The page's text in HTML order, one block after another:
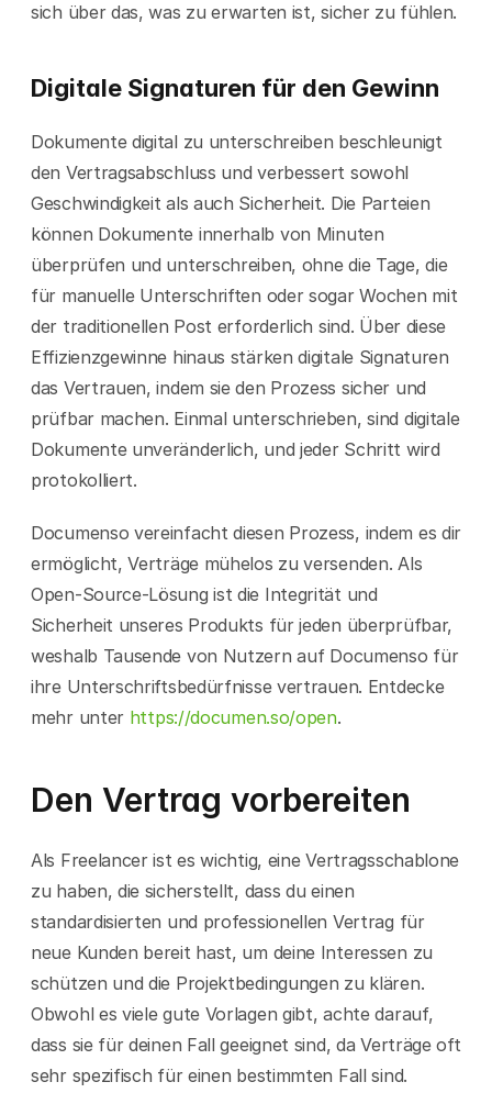
sich über das, was zu erwarten ist, sicher zu fühlen.
Digitale Signaturen für den Gewinn
Dokumente digital zu unterschreiben beschleunigt
den Vertragsabschluss und verbessert sowohl
Geschwindigkeit als auch Sicherheit. Die Parteien
können Dokumente innerhalb von Minuten
überprüfen und unterschreiben, ohne die Tage, die
für manuelle Unterschriften oder sogar Wochen mit
der traditionellen Post erforderlich sind. Über diese
Effizienzgewinne hinaus stärken digitale Signaturen
das Vertrauen, indem sie den Prozess sicher und
prüfbar machen. Einmal unterschrieben, sind digitale
Dokumente unveränderlich, und jeder Schritt wird
protokolliert.
Documenso vereinfacht diesen Prozess, indem es dir
ermöglicht, Verträge mühelos zu versenden. Als
Open-Source-Lösung ist die Integrität und
Sicherheit unseres Produkts für jeden überprüfbar,
weshalb Tausende von Nutzern auf Documenso für
ihre Unterschriftsbedürfnisse vertrauen. Entdecke
mehr unter https://documen.so/open.
Den Vertrag vorbereiten
Als Freelancer ist es wichtig, eine Vertragsschablone
zu haben, die sicherstellt, dass du einen
standardisierten und professionellen Vertrag für
neue Kunden bereit hast, um deine Interessen zu
schützen und die Projektbedingungen zu klären.
Obwohl es viele gute Vorlagen gibt, achte darauf,
dass sie für deinen Fall geeignet sind, da Verträge oft
sehr spezifisch für einen bestimmten Fall sind.